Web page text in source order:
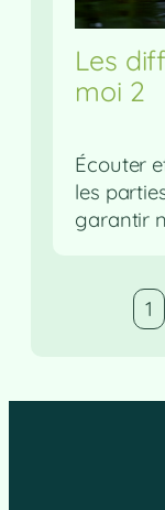
Les
moi 2
Écouter
les
garantir
1